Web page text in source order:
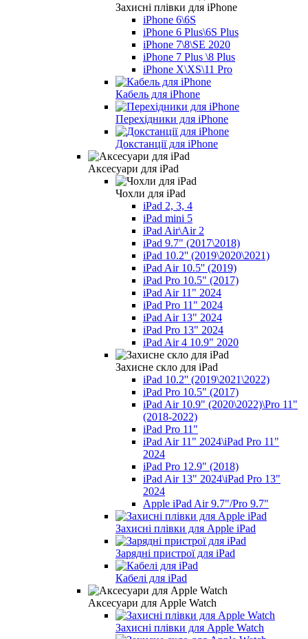
Захисні плівки для iPhone
iPhone 6\6S
iPhone 6 Plus\6S Plus
iPhone 7\8\SE 2020
iPhone 7 Plus \8 Plus
iPhone X\XS\11 Pro
Кабель для iPhone
Перехідники для iPhone
Докстанції для iPhone
Аксесуари для iPad
Чохли для iPad
iPad 2, 3, 4
iPad mini 5
iPad Air\Air 2
iPad 9.7" (2017\2018)
iPad 10.2'' (2019\2020\2021)
iPad Air 10.5'' (2019)
iPad Pro 10.5" (2017)
iPad Air 11" 2024
iPad Pro 11" 2024
iPad Air 13" 2024
iPad Pro 13" 2024
iPad Air 4 10.9" 2020
Захисне скло для iPad
iPad 10.2'' (2019\2021\2022)
iPad Pro 10.5" (2017)
iPad Air 10.9" (2020\2022)\Pro 11"
(2018-2022)
iPad Pro 11"
iPad Air 11" 2024\iPad Pro 11"
2024
iPad Pro 12.9" (2018)
iPad Air 13" 2024\iPad Pro 13"
2024
Apple iPad Air 9.7"/Pro 9.7"
Захисні плівки для Apple iPad
Зарядні пристрої для iPad
Кабелі для iPad
Аксесуари для Apple Watch
Захисні плівки для Apple Watch